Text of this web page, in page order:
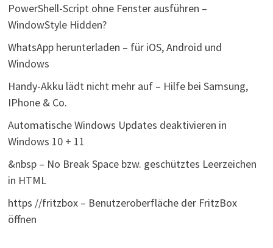
PowerShell-Script ohne Fenster ausführen –
WindowStyle Hidden?
WhatsApp herunterladen – für iOS, Android und
Windows
Handy-Akku lädt nicht mehr auf – Hilfe bei Samsung,
IPhone & Co.
Automatische Windows Updates deaktivieren in
Windows 10 + 11
&nbsp – No Break Space bzw. geschütztes Leerzeichen
in HTML
https //fritzbox – Benutzeroberfläche der FritzBox
öffnen